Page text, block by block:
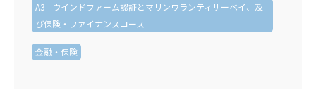
A3 - ウインドファーム認証とマリンワランティサーベイ、及
び保険・ファイナンスコース
金融・保険